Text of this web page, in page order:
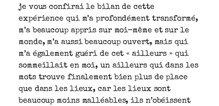
je vous confirai le bilan de cette
expérience qui m’a profondément transformé,
m’a beaucoup appris sur moi-même et sur le
monde, m’a aussi beaucoup ouvert, mais qui
m’a également guéri de cet « ailleurs » qui
sommeillait en moi, un ailleurs qui dans les
mots trouve finalement bien plus de place
que dans les lieux, car les lieux sont
beaucoup moins malléables, ils n’obéissent